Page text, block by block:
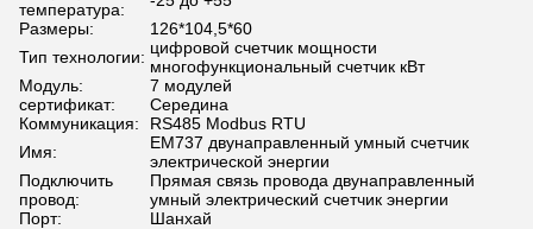
температура:
Размеры:
126*104,5*60
Тип технологии: цифровой счетчик мощности
многофункциональный счетчик кВт
Модуль:
7 модулей
сертификат:
Середина
Коммуникация:
RS485 Modbus RTU
Имя:
EM737 двунаправленный умный счетчик
электрической энергии
Подключить
провод:
Прямая связь провода двунаправленный
умный электрический счетчик энергии
Порт:
Шанхай